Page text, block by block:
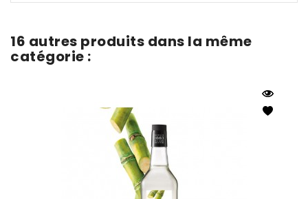
16 autres produits dans la même
catégorie :